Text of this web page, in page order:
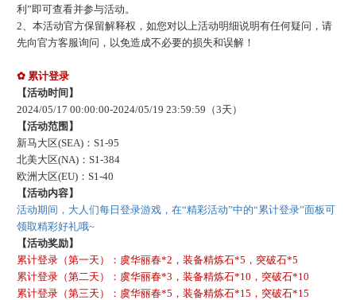
利”即可查看并参与活动。
2、本活动官方保留解释权，如您对以上活动明细说明有任何疑问，请
先向官方客服询问，以免造成不必要的损失和误解！
✿ 累计登录
【活动时间】
2024/05/17 00:00:00-2024/05/19 23:59:59 （3天）
【活动范围】
新马大区(SEA)：S1-95
北美大区(NA)：S1-384
欧洲大区(EU)：S1-40
【活动内容】
活动期间，大人们每日登录游戏，在“精彩活动”中的“累计登录”面板可
领取精彩好礼哦~
【活动奖励】
累计登录（第一天）：虞华丽春*2，装备精炼石*5，突破石*5
累计登录（第二天）：虞华丽春*3，装备精炼石*10，突破石*10
累计登录（第三天）：虞华丽春*5，装备精炼石*15，突破石*15